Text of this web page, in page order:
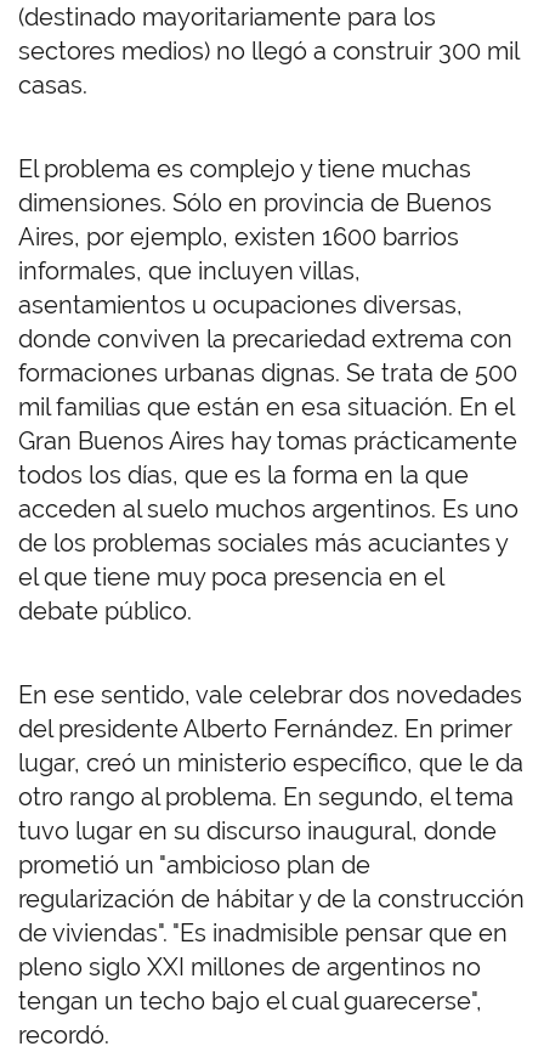
(destinado mayoritariamente para los
sectores medios) no llegó a construir 300 mil
casas.
El problema es complejo y tiene muchas
dimensiones. Sólo en provincia de Buenos
Aires, por ejemplo, existen 1600 barrios
informales, que incluyen villas,
asentamientos u ocupaciones diversas,
donde conviven la precariedad extrema con
formaciones urbanas dignas. Se trata de 500
mil familias que están en esa situación. En el
Gran Buenos Aires hay tomas prácticamente
todos los días, que es la forma en la que
acceden al suelo muchos argentinos. Es uno
de los problemas sociales más acuciantes y
el que tiene muy poca presencia en el
debate público.
En ese sentido, vale celebrar dos novedades
del presidente Alberto Fernández. En primer
lugar, creó un ministerio específico, que le da
otro rango al problema. En segundo, el tema
tuvo lugar en su discurso inaugural, donde
prometió un "ambicioso plan de
regularización de hábitar y de la construcción
de viviendas". "Es inadmisible pensar que en
pleno siglo XXI millones de argentinos no
tengan un techo bajo el cual guarecerse",
recordó.